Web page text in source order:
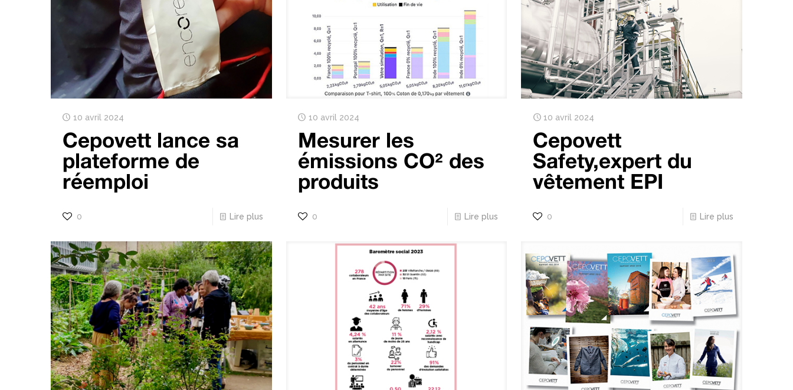
10 avril 2024
Cepovett lance sa
plateforme de
réemploi
0 Lire plus
10 avril 2024
Mesurer les
émissions CO² des
produits
0 Lire plus
10 avril 2024
Cepovett
Safety,expert du
vêtement EPI
0 Lire plus